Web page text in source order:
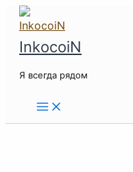
Перейти
содержимому
InkocoiN
Я всегда рядом